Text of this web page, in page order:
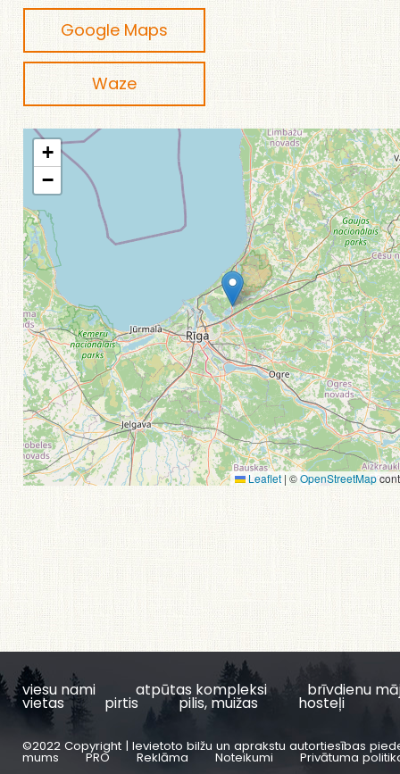
Google Maps
Waze
+
−
Leaflet | ©OpenStreetMap
viesu nami atpūtas kompleksi brīvdienu
vietas pirtis pilis, muižas hosteļi
©2022 Copyright | Ievietoto bilžu un aprakstu autortiesības
mums PRO Reklāma Noteikumi Privātuma